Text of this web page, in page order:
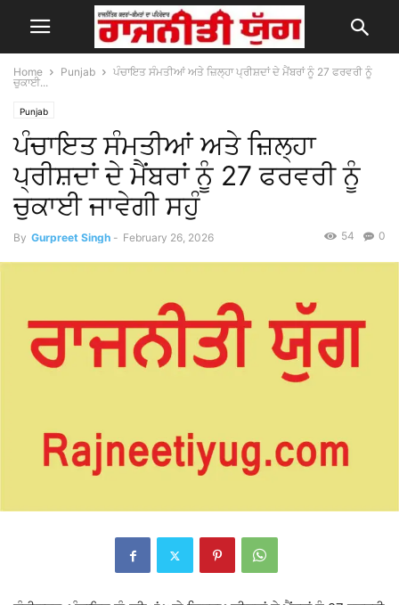
Home Punjab
ਪੰਚਾਇਤ ਸੰਮਤੀਆਂ ਅਤੇ ਜ਼ਿਲ੍ਹਾ ਪ੍ਰੀਸ਼ਦਾਂ ਦੇ ਮੈਂਬਰਾਂ ਨੂੰ 27 ਫਰਵਰੀ ਨੂੰ
ਚੁਕਾਈ...
Punjab
ਪੰਚਾਇਤ ਸੰਮਤੀਆਂ ਅਤੇ ਜ਼ਿਲ੍ਹਾ
ਪ੍ਰੀਸ਼ਦਾਂ ਦੇ ਮੈਂਬਰਾਂ ਨੂੰ 27 ਫਰਵਰੀ ਨੂੰ
ਚੁਕਾਈ ਜਾਵੇਗੀ ਸਹੁੰ
By Gurpreet Singh - February 26, 2026 0
54